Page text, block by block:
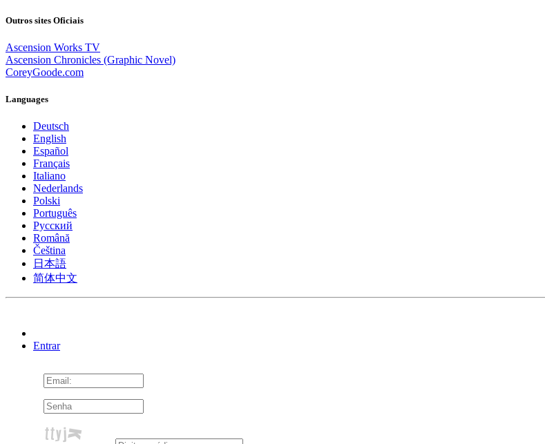
Outros sites Oficiais
Ascension Works TV
Ascension Chronicles (Graphic Novel)
CoreyGoode.com
Languages
Deutsch
English
Español
Français
Italiano
Nederlands
Polski
Português
Pусский
Română
Čeština
日本語
简体中文
Entrar